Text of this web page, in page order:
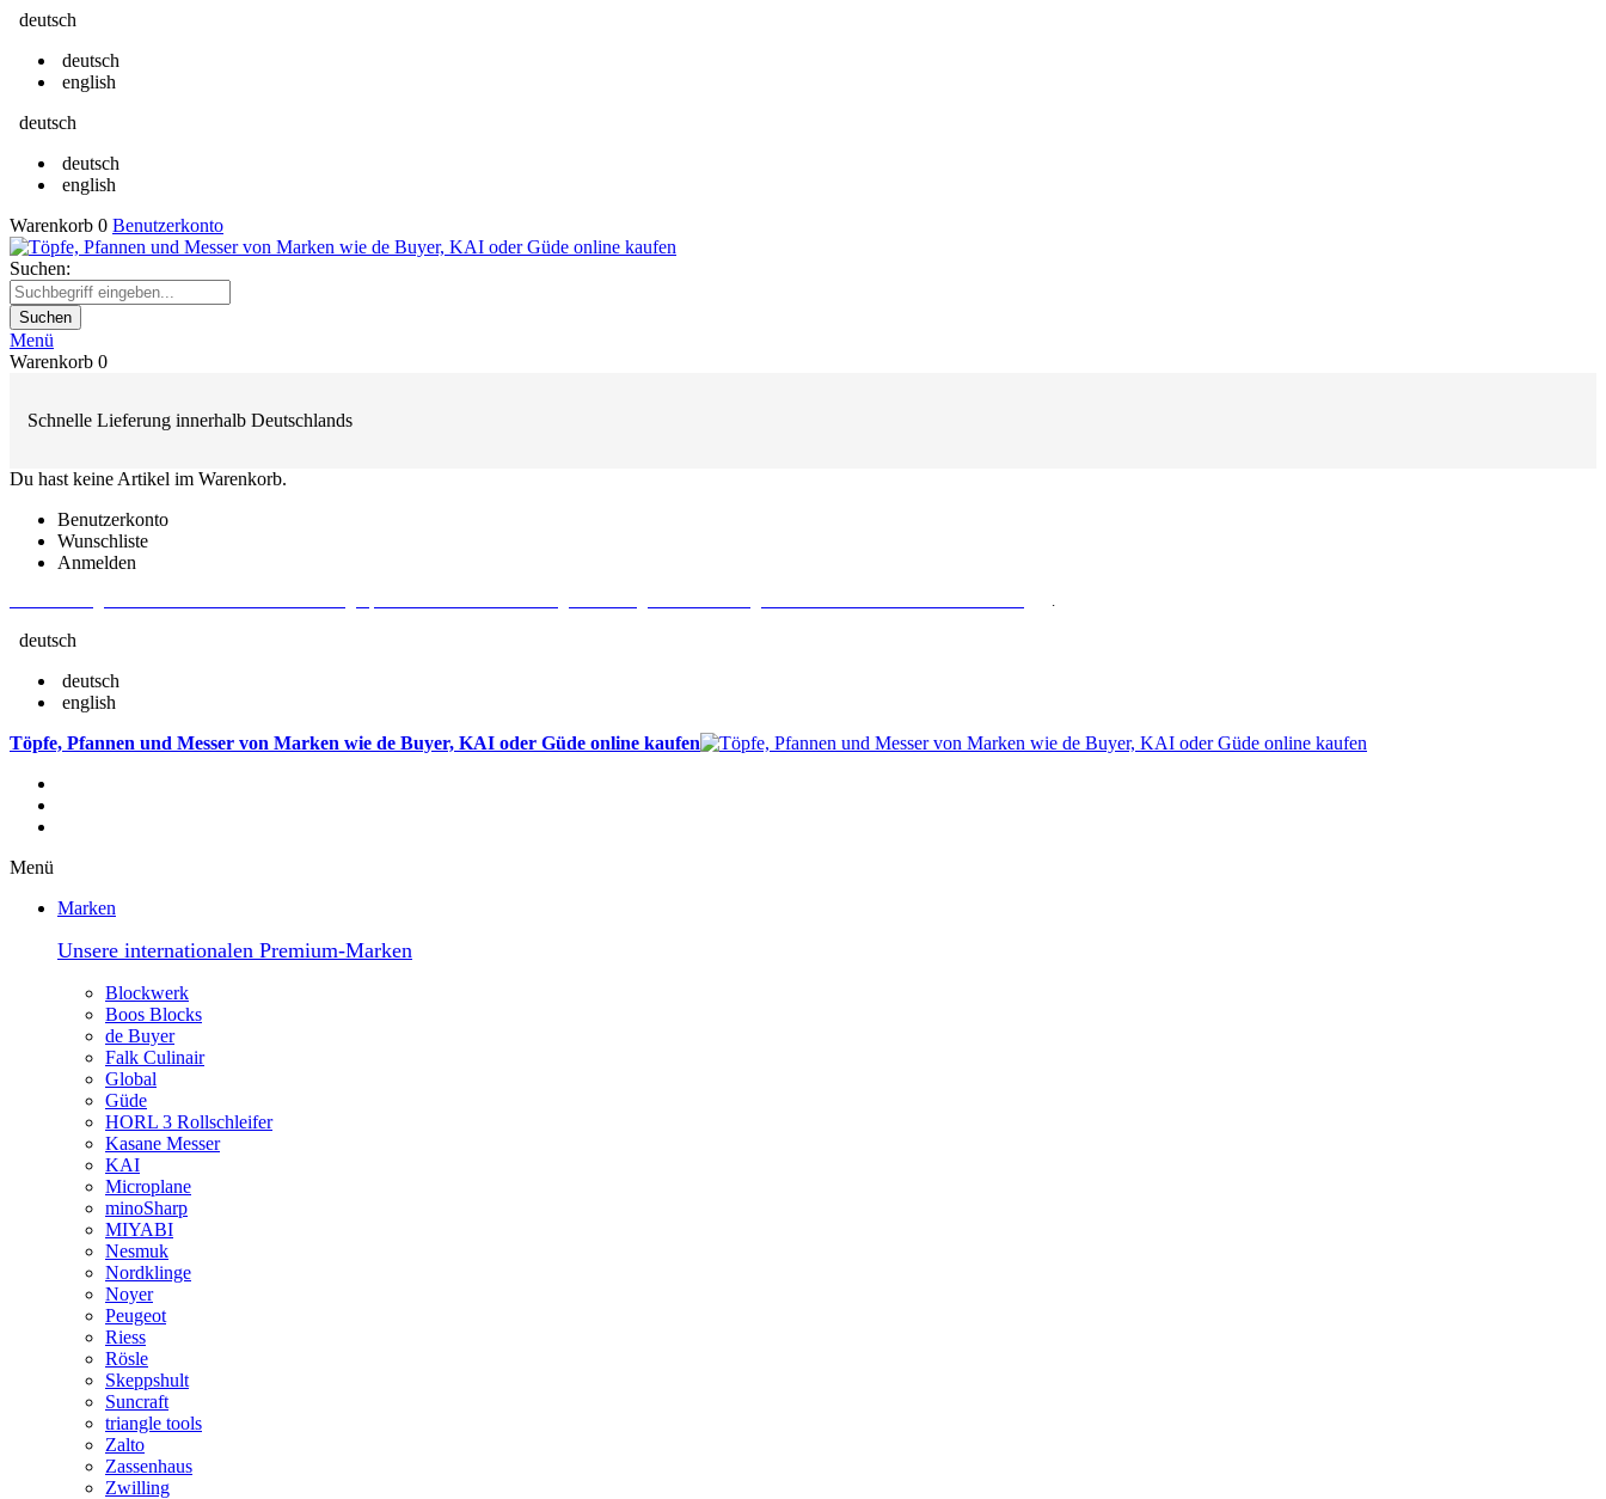
deutsch
deutsch
english
deutsch
deutsch
english
Warenkorb 0 Benutzerkonto
Suchen:
Suchen
Menü
Warenkorb 0
Schnelle Lieferung innerhalb Deutschlands
Du hast keine Artikel im Warenkorb.
Benutzerkonto
Wunschliste
Anmelden
.
deutsch
deutsch
english
Töpfe, Pfannen und Messer von Marken wie de Buyer, KAI oder Güde online kaufen
Menü
Marken
Unsere internationalen Premium-Marken
Blockwerk
Boos Blocks
de Buyer
Falk Culinair
Global
Güde
HORL 3 Rollschleifer
Kasane Messer
KAI
Microplane
minoSharp
MIYABI
Nesmuk
Nordklinge
Noyer
Peugeot
Riess
Rösle
Skeppshult
Suncraft
triangle tools
Zalto
Zassenhaus
Zwilling